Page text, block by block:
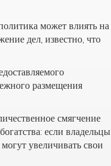
может влиять на
дел, известно, что
размещения
смягчение
если владельцы
увеличивать свои